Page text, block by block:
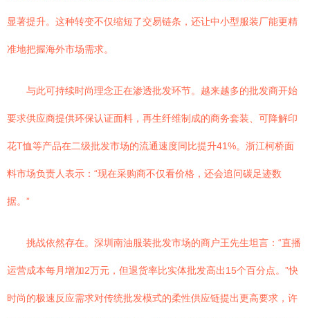
显著提升。这种转变不仅缩短了交易链条，还让中小型服装厂能更精
准地把握海外市场需求。
与此可持续时尚理念正在渗透批发环节。越来越多的批发商开始
要求供应商提供环保认证面料，再生纤维制成的商务套装、可降解印
花T恤等产品在二级批发市场的流通速度同比提升41%。浙江柯桥面
料市场负责人表示：“现在采购商不仅看价格，还会追问碳足迹数
据。”
挑战依然存在。深圳南油服装批发市场的商户王先生坦言：“直播
运营成本每月增加2万元，但退货率比实体批发高出15个百分点。”快
时尚的极速反应需求对传统批发模式的柔性供应链提出更高要求，许